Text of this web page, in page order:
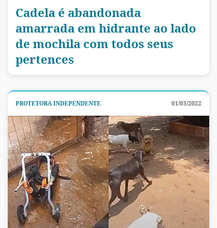
Cadela é abandonada
amarrada em hidrante ao lado
de mochila com todos seus
pertences
PROTETORA INDEPENDENTE 01/03/2022